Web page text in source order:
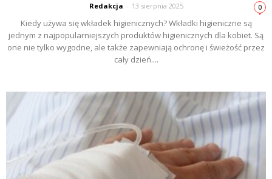
Redakcja - 13 sierpnia 2025 0
Kiedy używa się wkładek higienicznych? Wkładki higieniczne są
jednym z najpopularniejszych produktów higienicznych dla kobiet. Są
one nie tylko wygodne, ale także zapewniają ochronę i świeżość przez
cały dzień....